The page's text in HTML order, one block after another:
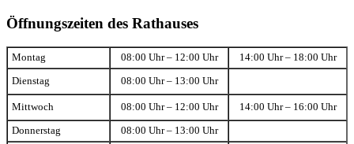
Öffnungszeiten des Rathauses
Montag 08:00 Uhr – 12:00 Uhr 14:00 Uhr – 18:00 Uhr
Dienstag 08:00 Uhr – 13:00 Uhr
Mittwoch 08:00 Uhr – 12:00 Uhr 14:00 Uhr – 16:00 Uhr
Donnerstag 08:00 Uhr – 13:00 Uhr